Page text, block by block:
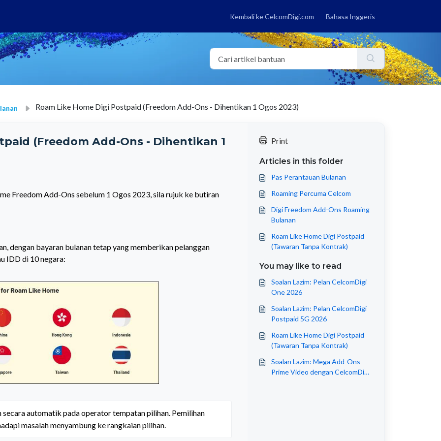
Kembali ke CelcomDigi.com Bahasa Inggeris
Roam Like Home Digi Postpaid (Freedom Add-Ons - Dihentikan 1 Ogos 2023)
(Freedom Add-Ons - Dihentikan 1
Freedom Add-Ons sebelum 1 Ogos 2023, sila rujuk ke butiran
dengan bayaran bulanan tetap yang memberikan pelanggan
IDD di 10 negara:
automatik pada operator tempatan pilihan. Pemilihan
masalah menyambung ke rangkaian pilihan.
Print
Articles in this folder
Pas Perantauan Bulanan
Roaming Percuma Celcom
Digi Freedom Add-Ons Roaming
Bulanan
Roam Like Home Digi Postpaid
(Tawaran Tanpa Kontrak)
You may like to read
Soalan Lazim: Pelan CelcomDigi
One 2026
Soalan Lazim: Pelan CelcomDigi
Postpaid 5G 2026
Roam Like Home Digi Postpaid
(Tawaran Tanpa Kontrak)
Soalan Lazim: Mega Add-Ons
Prime Video dengan CelcomDigi